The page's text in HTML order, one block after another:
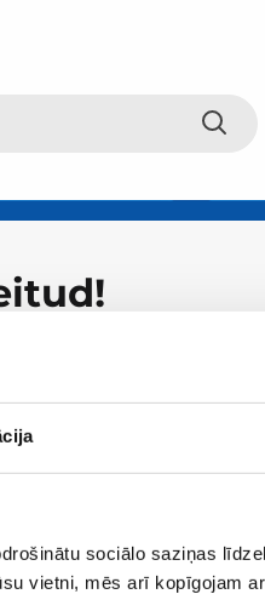
sociālo saziņas
vietni, mēs arī kopīgojam
Ostlemine